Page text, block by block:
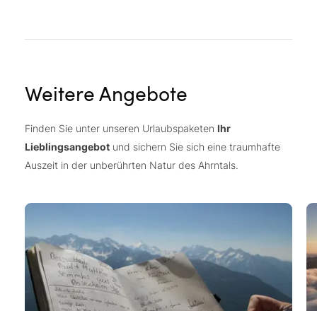
Weitere Angebote
Finden Sie unter unseren Urlaubspaketen Ihr
Lieblingsangebot und sichern Sie sich eine traumhafte
Auszeit in der unberührten Natur des Ahrntals.